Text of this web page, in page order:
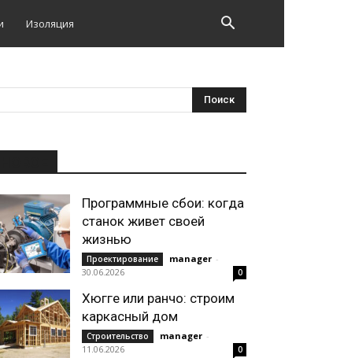
Изоляция
Программные сбои: когда
станок живет своей
жизнью
Проектирование manager -
30.06.2026
0
Хюгге или ранчо: строим
каркасный дом
Строительство manager -
11.06.2026
0